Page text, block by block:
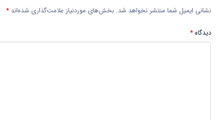
نشانی ایمیل شما منتشر نخواهد شد. بخش‌های موردنیاز علامت‌گذاری شده‌اند *
دیدگاه*